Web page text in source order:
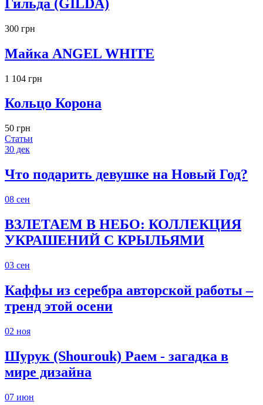
Гильда (GILDA)
300 грн
Майка ANGEL WHITE
1 104 грн
Кольцо Корона
50 грн
Статьи
30 дек
Что подарить девушке на Новый Год?
08 сен
ВЗЛЕТАЕМ В НЕБО: КОЛЛЕКЦИЯ
УКРАШЕНИЙ С КРЫЛЬЯМИ
03 сен
Каффы из серебра авторской работы –
тренд этой осени
02 ноя
Шурук (Shourouk) Раем - загадка в
мире дизайна
07 июн